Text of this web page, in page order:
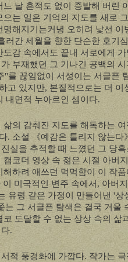
날 흔적도 없이 증발해 버린
는 일은 기억의 지도를 새로
해지기는커녕 오히려 낯선 이
러간 세월을 향한 단순한 호기심
감 속에서도 끝내 서로에게 가
부재했던 그 기나긴 공백의
"를 끊임없이 서성이는 서글픈
고 있지만, 본질적으로는 더 이
내면적 누아르인 셈이다.
의 감춰진 지도를 해독하는 여
. 소설 《예감은 틀리지 않는다
실을 추적할 때 느꼈던 그 당혹
캠코더 영상 속 젊은 시절 아버
하려 애쓰던 먹먹함이 이 작품
이 미국적인 변주 속에서 , 아버
유령 같은 가정이 만들어낸 '상
는 그 서글픈 탐색은 결국 거울
코 도달할 수 없는 상상 속의 삶
.
적 풍경화에 가깝다. 작가는 극